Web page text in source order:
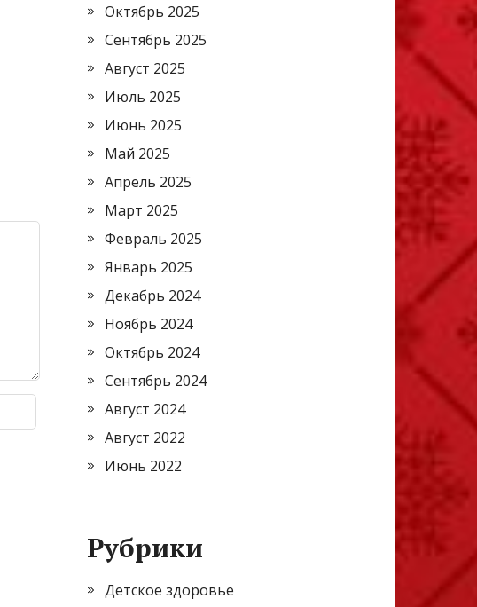
Октябрь 2025
Сентябрь 2025
Август 2025
Июль 2025
Июнь 2025
Май 2025
Апрель 2025
Март 2025
Февраль 2025
Январь 2025
Декабрь 2024
Ноябрь 2024
Октябрь 2024
Сентябрь 2024
Август 2024
Август 2022
Июнь 2022
Рубрики
Детское здоровье